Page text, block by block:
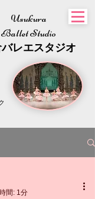
Usukura
Ballet Studio
バレエスタジオ
間: 1分